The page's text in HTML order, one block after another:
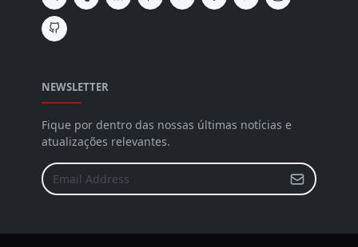
NEWSLETTER
Fique por dentro das nossas últimas notícias e
atualizações relevantes.